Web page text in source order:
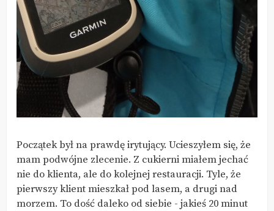
Początek był na prawdę irytujący. Ucieszyłem się, że
mam podwójne zlecenie. Z cukierni miałem jechać
nie do klienta, ale do kolejnej restauracji. Tyle, że
pierwszy klient mieszkał pod lasem, a drugi nad
morzem. To dość daleko od siebie - jakieś 20 minut